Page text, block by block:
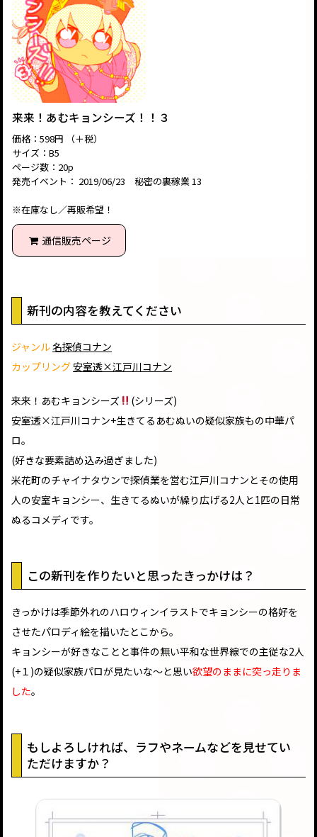
来来！あむキョンシーズ！！３
価格：598円 （＋税）
サイズ：B5
ページ数：20p
発売イベント： 2019/06/23 秘密の裏稼業 13
※在庫なし／再販希望！
通信販売ページ
新刊の内容を教えてください
ジャンル名探偵コナン
カップリング安室透×江戸川コナン
来来！あむキョンシーズ
(シリーズ)
安室透×江戸川コナン+生きてるあむぬいの疑似家族もの中華パ
ロ。
(好きな要素詰め込み過ぎました)
米花町のチャイナタウンで探偵業を営む江戸川コナンとその使用
人の安室キョンシー、生きてるぬいが繰り広げる2人と1匹の日常
ぬるコメディです。
この新刊を作りたいと思ったきっかけは？
きっかけは季節外れのハロウィンイラストでキョンシーの格好を
させたパロディ絵を描いたとこから。
キョンシーが好きなことと事件の無い平和な世界線での主従な2人
(+１)の疑似家族パロが見たいな～と思い欲望のままに突っ走りま
した。
もしよろしければ、ラフやネームなどを見せてい
ただけますか？